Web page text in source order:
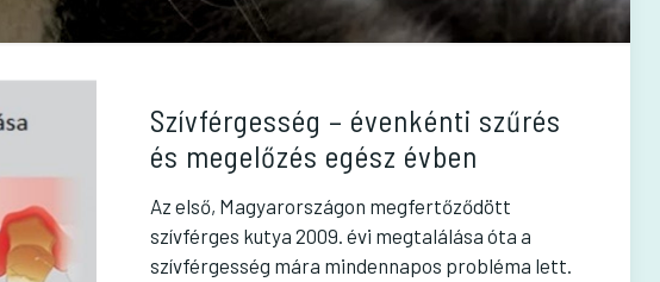
Szívférgesség – évenkénti szűrés
és megelőzés egész évben
Az első, Magyarországon megfertőződött
szívférges kutya 2009. évi megtalálása óta a
szívférgesség mára mindennapos probléma lett.